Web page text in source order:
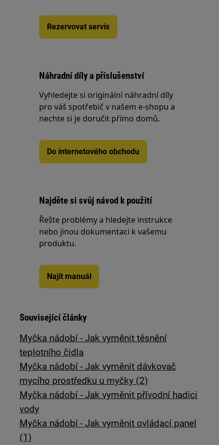
Rezervovat servis
Náhradní díly a příslušenství
Vyhledejte si originální náhradní díly
pro váš spotřebič v našem e-shopu a
nechte si je doručit přímo domů.
Do internetového obchodu
Najděte si svůj návod k použití
Řešte problémy a hledejte instrukce
nebo jinou dokumentaci k vašemu
produktu.
Najít manuál
Související články
Myčka nádobí - Jak vyměnit těsnění
teplotního čidla
Myčka nádobí - Jak vyměnit dávkovač
mycího prostředku u myčky (2)
Myčka nádobí - Jak vyměnit přívodní hadici
vody
Myčka nádobí - Jak vyměnit ovládací panel
(1)